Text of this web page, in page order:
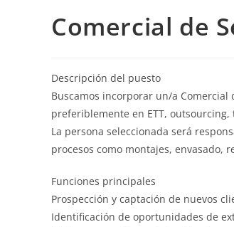
Comercial de
Descripción del puesto
Buscamos incorporar un/a
preferiblemente en ETT,
La persona seleccionada será
procesos como montajes, envasado,
Funciones principales
Prospección y captación de nuevos
Identificación de oportunidades de